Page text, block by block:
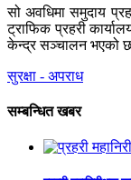
सो अवधिमा समुदाय
ट्राफिक प्रहरी
केन्द्र सञ्चालन भएको
सुरक्षा - अपराध
सम्बन्धित खबर